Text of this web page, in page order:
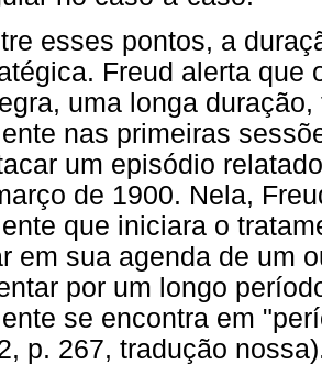
esses pontos, a
Freud alerta que
uma longa
nas primeiras
um episódio
de 1900. Nela,
que iniciara o
em sua agenda de um
por um longo
se encontra em
p. 267, tradução